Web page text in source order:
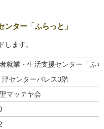
ター「ふらっと」
ます。
就業・生活支援センター「ふ
センターパレス3階
マッテヤ会